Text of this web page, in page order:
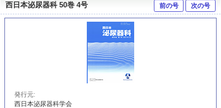
西日本泌尿器科 50巻 4号 前の号 次の号
発行元
西日本泌尿器科学会